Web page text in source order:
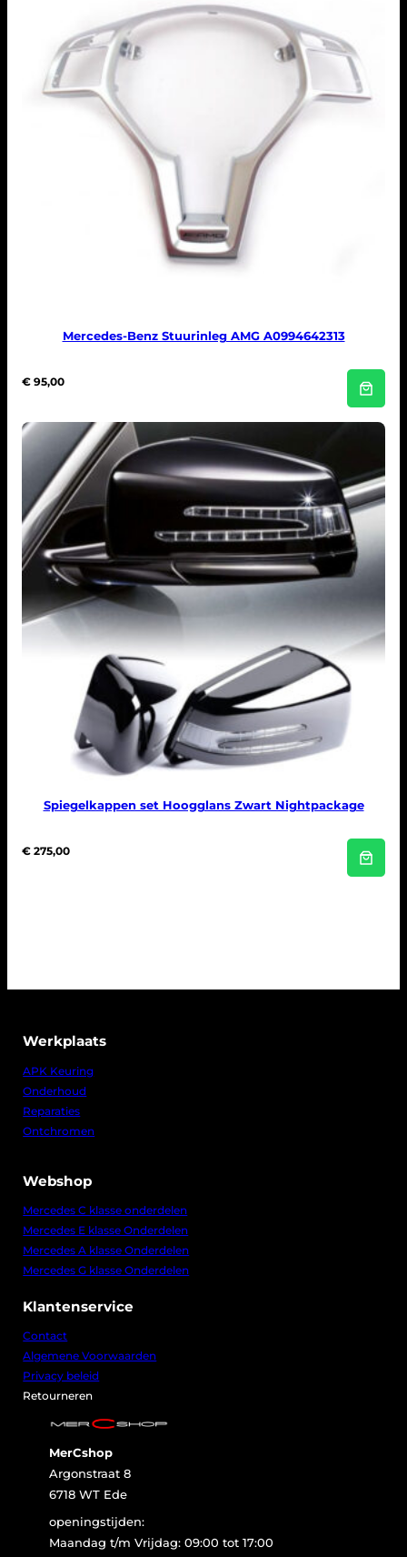
Mercedes-Benz Stuurinleg AMG A0994642313
€ 95,00
Spiegelkappen set Hoogglans Zwart Nightpackage
€ 275,00
Werkplaats
APK Keuring
Onderhoud
Reparaties
Ontchromen
Webshop
Mercedes C klasse onderdelen
Mercedes E klasse Onderdelen
Mercedes A klasse Onderdelen
Mercedes G klasse Onderdelen
Klantenservice
Contact
Algemene Voorwaarden
Privacy beleid
Retourneren
MerCshop
Argonstraat 8
6718 WT Ede
openingstijden:
Maandag t/m Vrijdag: 09:00 tot 17:00